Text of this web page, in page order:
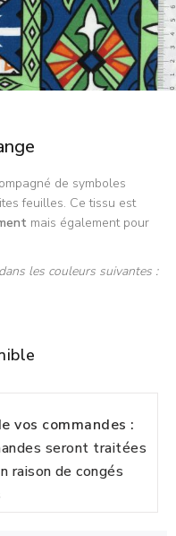
de symboles
feuilles. Ce tissu est
mais également pour
les couleurs suivantes :
vos commandes :
seront traitées
raison de congés